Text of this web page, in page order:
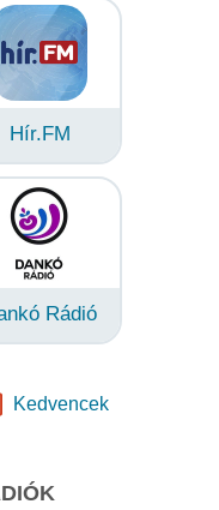
Hír.FM
Rádió
Kedvencek